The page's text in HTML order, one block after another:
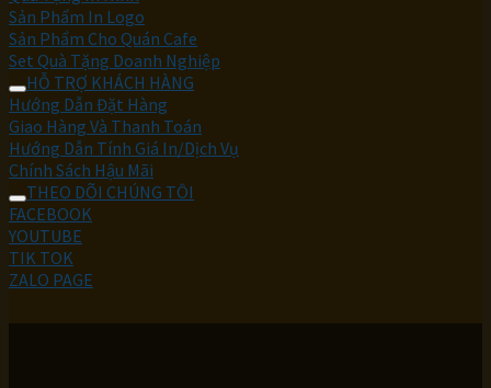
Sản Phẩm In Logo
Sản Phẩm Cho Quán Cafe
Set Quà Tặng Doanh Nghiệp
HỖ TRỢ KHÁCH HÀNG
Hướng Dẫn Đặt Hàng
Giao Hàng Và Thanh Toán
Hướng Dẫn Tính Giá In/Dịch Vụ
Chính Sách Hậu Mãi
THEO DÕI CHÚNG TÔI
FACEBOOK
YOUTUBE
TIK TOK
ZALO PAGE